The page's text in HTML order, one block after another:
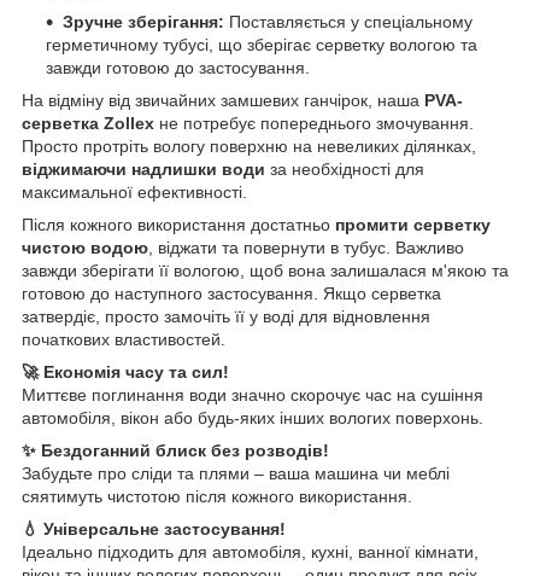
Зручне зберігання: Поставляється у спеціальному
герметичному тубусі, що зберігає серветку вологою та
завжди готовою до застосування.
На відміну від звичайних замшевих ганчірок, наша PVA-
серветка Zollex не потребує попереднього змочування.
Просто протріть вологу поверхню на невеликих ділянках,
віджимаючи надлишки води за необхідності для
максимальної ефективності.
Після кожного використання достатньо промити серветку
чистою водою , віджати та повернути в тубус. Важливо
завжди зберігати її вологою, щоб вона залишалася м'якою та
готовою до наступного застосування. Якщо серветка
затвердіє, просто замочіть її у воді для відновлення
початкових властивостей.
🚀 Економія часу та сил!
Миттєве поглинання води значно скорочує час на сушіння
автомобіля, вікон або будь-яких інших вологих поверхонь.
✨ Бездоганний блиск без розводів!
Забудьте про сліди та плями – ваша машина чи меблі
сяятимуть чистотою після кожного використання.
💧 Універсальне застосування!
Ідеально підходить для автомобіля, кухні, ванної кімнати,